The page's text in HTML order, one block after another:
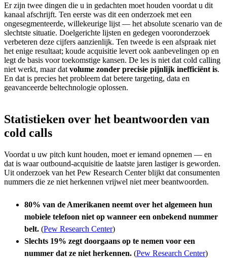
Er zijn twee dingen die u in gedachten moet houden voordat u dit
kanaal afschrijft. Ten eerste was dit een onderzoek met een
ongesegmenteerde, willekeurige lijst — het absolute scenario van de
slechtste situatie. Doelgerichte lijsten en gedegen vooronderzoek
verbeteren deze cijfers aanzienlijk. Ten tweede is een afspraak niet
het enige resultaat; koude acquisitie levert ook aanbevelingen op en
legt de basis voor toekomstige kansen. De les is niet dat cold calling
niet werkt, maar dat volume zonder precisie pijnlijk inefficiënt is.
En dat is precies het probleem dat betere targeting, data en
geavanceerde beltechnologie oplossen.
Statistieken over het beantwoorden van
cold calls
Voordat u uw pitch kunt houden, moet er iemand opnemen — en
dat is waar outbound-acquisitie de laatste jaren lastiger is geworden.
Uit onderzoek van het Pew Research Center blijkt dat consumenten
nummers die ze niet herkennen vrijwel niet meer beantwoorden.
80% van de Amerikanen neemt over het algemeen hun
mobiele telefoon niet op wanneer een onbekend nummer
belt. (Pew Research Center)
Slechts 19% zegt doorgaans op te nemen voor een
nummer dat ze niet herkennen. (Pew Research Center)